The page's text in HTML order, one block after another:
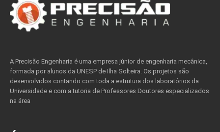
A Precisão Engenharia é uma empresa júnior de engenharia mecânica,
formada por alunos da UNESP de Ilha Solteira. Os projetos são
desenvolvidos contando com toda a estrutura dos laboratórios da
Universidade e com a tutoria de Professores Doutores especializados
na área